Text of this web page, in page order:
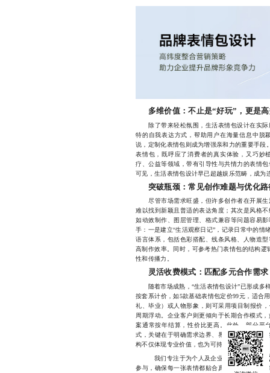
多维价值：不止是“好玩”，更是
除了带来轻松氛围，生活表情包设计在实际
特的自我表达方式，帮助用户在海量信息中脱
说，定制化表情包则成为增强亲和力的重要手段
表情包，既呼应了消费者的真实体验，又巧妙
疗、公益等领域，带有引导性与共情力的表情
可见，生活表情包设计早已超越娱乐范畴，成为
突破瓶颈：常见创作难题与优化路
尽管市场需求旺盛，但许多创作者在开展生
难以找到新颖且普适的表达角度；其次是风格
如动效制作、图层管理、格式兼容等问题容易
手：一是建立“生活观察日记”，记录日常中的
语言体系，包括色彩搭配、线条风格、人物造
高制作效率。同时，可参考热门表情包的结构逻
性和传播力。
灵活收费模式：匹配多元合作需求
随着市场成熟，“生活表情包设计”已形成多
按套系计价，如5款基础表情包定价99元，适合
礼、毕业）或人物形象，则可采用项目制报价
周期浮动。企业客户则更倾向于长期合作模式
案通常按年结算，性价比更高。此外，部分平
式，关键在于明确需求边界、界定版权归属，
构不仅体现专业价值，也为可持续创作提供支撑
我们专注于为个人及企业提供高品质的生
参与，确保每一张表情都贴合真实情境、传递